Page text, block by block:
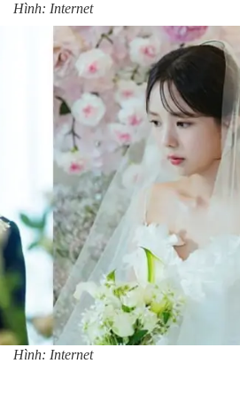
Hình: Internet
Hình: Internet